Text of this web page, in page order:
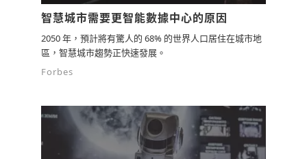
智慧城市需要更智能數據中心的原因
2050 年，預計將有驚人的 68% 的世界人口居住在城市地
區，智慧城市趨勢正快速發展。
Forbes